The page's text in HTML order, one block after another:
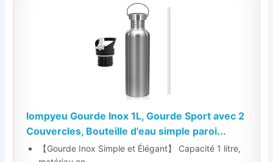
lompyeu Gourde Inox 1L, Gourde Sport avec 2
Couvercles, Bouteille d'eau simple paroi...
【Gourde Inox Simple et Élégant】 Capacité 1 litre,